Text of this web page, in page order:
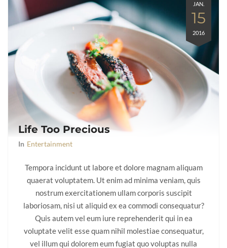
JAN.
15
2016
Life Too Precious
In Entertainment
Tempora incidunt ut labore et dolore magnam aliquam
quaerat voluptatem. Ut enim ad minima veniam, quis
nostrum exercitationem ullam corporis suscipit
laboriosam, nisi ut aliquid ex ea commodi consequatur?
Quis autem vel eum iure reprehenderit qui in ea
voluptate velit esse quam nihil molestiae consequatur,
vel illum qui dolorem eum fugiat quo voluptas nulla